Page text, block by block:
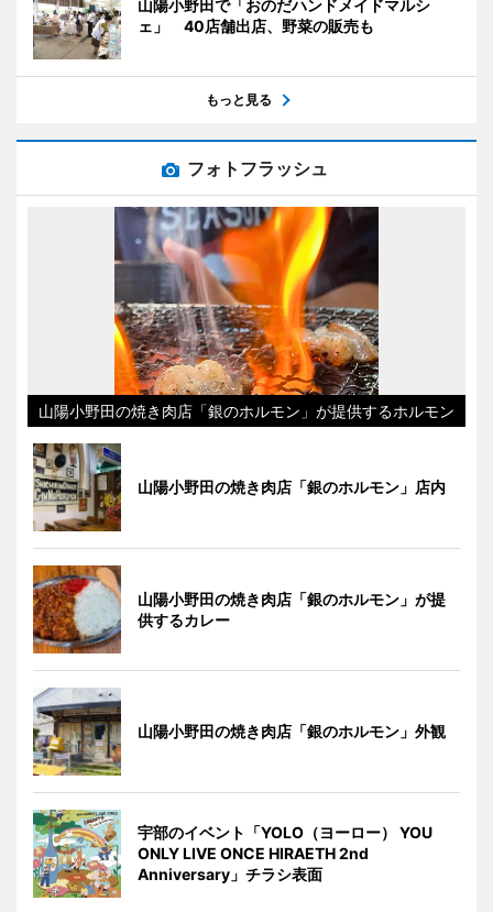
山陽小野田で「おのだハンドメイドマルシ
ェ」 40店舗出店、野菜の販売も
もっと見る
フォトフラッシュ
山陽小野田の焼き肉店「銀のホルモン」が提供するホルモン
山陽小野田の焼き肉店「銀のホルモン」店内
山陽小野田の焼き肉店「銀のホルモン」が提
供するカレー
山陽小野田の焼き肉店「銀のホルモン」外観
宇部のイベント「YOLO（ヨーロー） YOU
ONLY LIVE ONCE HIRAETH 2nd
Anniversary」チラシ表面